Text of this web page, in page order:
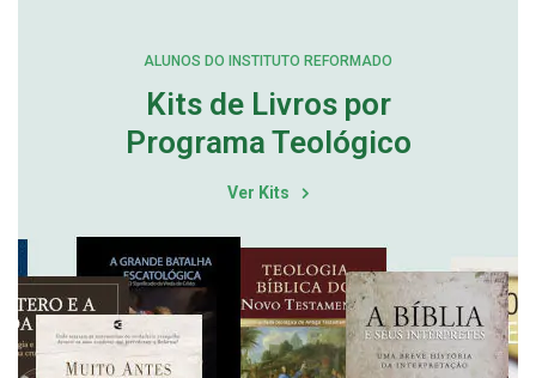
ALUNOS DO INSTITUTO REFORMADO
Kits de Livros por
Programa Teológico
Ver Kits